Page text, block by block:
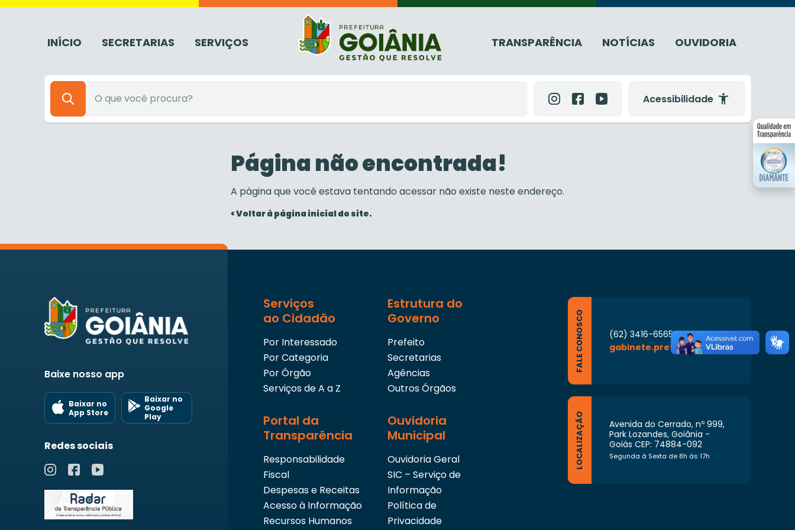
INÍCIO SECRETARIAS SERVIÇOS TRANSPARÊNCIA NOTÍCIAS OUVIDORIA
Acessibilidade
Página não encontrada!
A página que você estava tentando acessar não existe neste endereço.
< Voltar à página inicial do site.
Baixe nosso app
Baixar no
App Store
Baixar no
Google
Play
Redes sociais
Serviços
ao Cidadão
Por Interessado
Por Categoria
Por Órgão
Serviços de A a Z
Estrutura do
Governo
Prefeito
Secretarias
Agências
Outros Órgãos
Portal da
Transparência
Responsabilidade
Fiscal
Despesas e Receitas
Acesso à Informação
Recursos Humanos
Ouvidoria
Municipal
Ouvidoria Geral
SIC – Serviço de
Informação
Política de
Privacidade
FALE CONOSCO
(62) 3416-6565
gabinete.prefeito@goiania.go.gov.br
LOCALIZAÇÃO
Avenida do Cerrado, nº 999,
Park Lozandes, Goiânia -
Goiás CEP: 74884-092
Segunda à Sexta de 8h às 17h